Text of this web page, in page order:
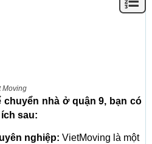
Moving
chuyển nhà ở quận 9, bạn có
sau:
nghiệp: VietMoving là một